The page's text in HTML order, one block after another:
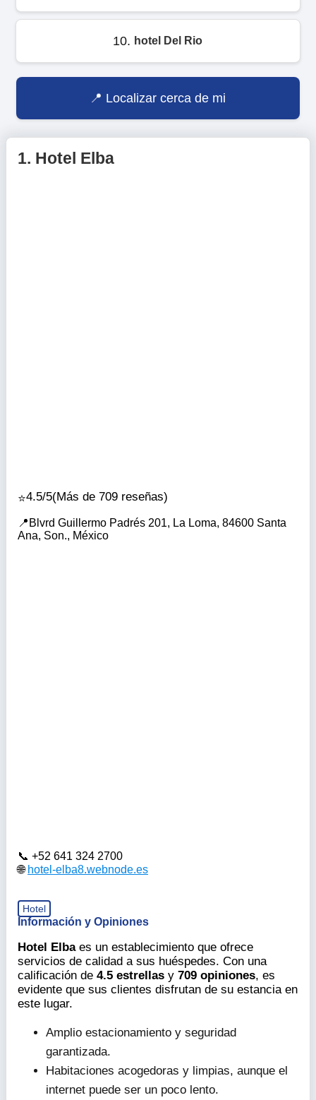
10. hotel Del Rio
Localizar cerca de mi
+52 641 324 2700
hotel-elba8.webnode.es
1. Hotel Elba
4.5/5(Más de 709 reseñas)
Blvrd Guillermo Padrés 201, La Loma, 84600 Santa
Ana, Son., México
Hotel
Información y Opiniones
Hotel Elbaes un establecimiento que ofrece
servicios de calidad a sus huéspedes. Con una
calificación de 4.5 estrellas y 709 opiniones, es
evidente que sus clientes disfrutan de su estancia en
este lugar.
Amplio estacionamiento y seguridad
garantizada.
Habitaciones acogedoras y limpias, aunque el
internet puede ser un poco lento.